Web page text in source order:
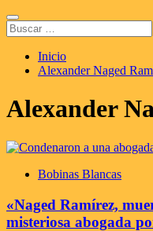
Saltar
al
contenido
Menú
principal
Buscar:
Inicio
Alexander Naged
Alexander
Bobinas Blancas
«Naged Ramírez,
misteriosa abogada